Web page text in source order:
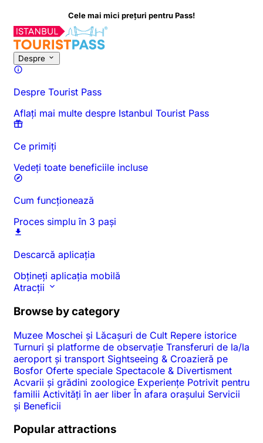
Despre
Despre Tourist Pass
Aflați mai multe despre Istanbul Tourist Pass
Ce primiți
Vedeți toate beneficiile incluse
Cum funcționează
Proces simplu în 3 pași
Descarcă aplicația
Obțineți aplicația mobilă
Atracții
Browse by category
Muzee Moschei și Lăcașuri de Cult Repere istorice
Turnuri și platforme de observație Transferuri de la/la
aeroport și transport Sightseeing & Croazieră pe
Bosfor Oferte speciale Spectacole & Divertisment
Acvarii și grădini zoologice Experiențe Potrivit pentru
familii Activități în aer liberÎn afara orașului Servicii
și Beneficii
Popular attractions